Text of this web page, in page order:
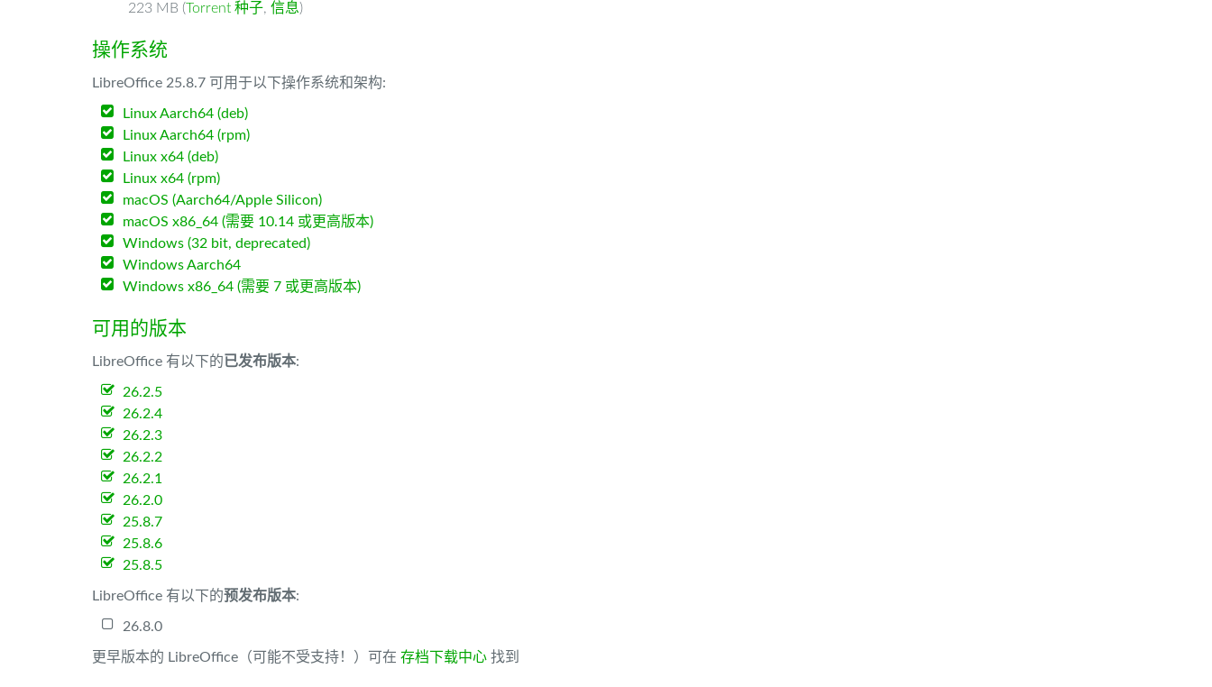
223 MB (Torrent 种子, 信息)
操作系统
LibreOffice 25.8.7 可用于以下操作系统和架构:
Linux Aarch64 (deb)
Linux Aarch64 (rpm)
Linux x64 (deb)
Linux x64 (rpm)
macOS (Aarch64/Apple Silicon)
macOS x86_64 (需要 10.14 或更高版本)
Windows (32 bit, deprecated)
Windows Aarch64
Windows x86_64 (需要 7 或更高版本)
可用的版本
LibreOffice 有以下的已发布版本:
26.2.5
26.2.4
26.2.3
26.2.2
26.2.1
26.2.0
25.8.7
25.8.6
25.8.5
LibreOffice 有以下的预发布版本:
26.8.0
更早版本的 LibreOffice（可能不受支持！）可在 存档下载中心 找到